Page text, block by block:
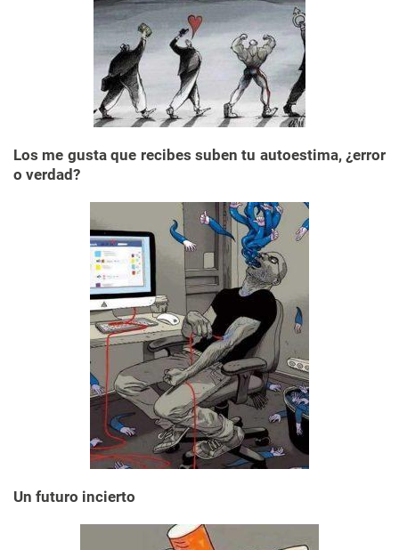
Los me gusta que recibes suben tu autoestima, ¿error
o verdad?
Un futuro incierto